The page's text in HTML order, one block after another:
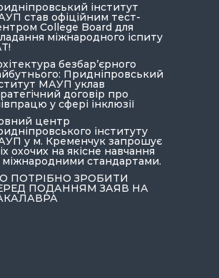
інститут
став офіційним тест-
College Board для
міжнародного іспиту
безбар’єрного
Придніпровський
МАУП уклав
договір про
у сфері інклюзії
центр
інституту
у м. Кременчук запрошує
охочих на якісне навчання
міжнародними стандартами.
ПОТРІБНО ЗРОБИТИ
ПОДАННЯМ ЗАЯВ НА